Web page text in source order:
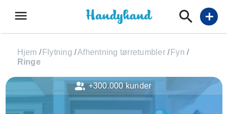
menu add
Hjem / Flytning /Afhentning tørretumbler / Fyn /
Ringe
+300.000 kunder